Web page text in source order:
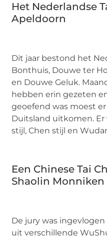
Het Nederlandse
Apeldoorn
Dit jaar bestond het
Bonthuis, Douwe ter
en Douwe Geluk.
hebben erin gezeten
geoefend was moest
Duitsland uitkomen.
stijl, Chen stijl en
Een Chinese Tai
Shaolin Monniken
De jury was
uit verschillende